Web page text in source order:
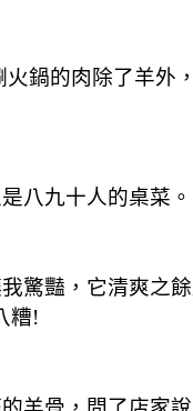
鍋的肉除了羊
八九十人的桌菜。
驚豔，它清爽之
糟!